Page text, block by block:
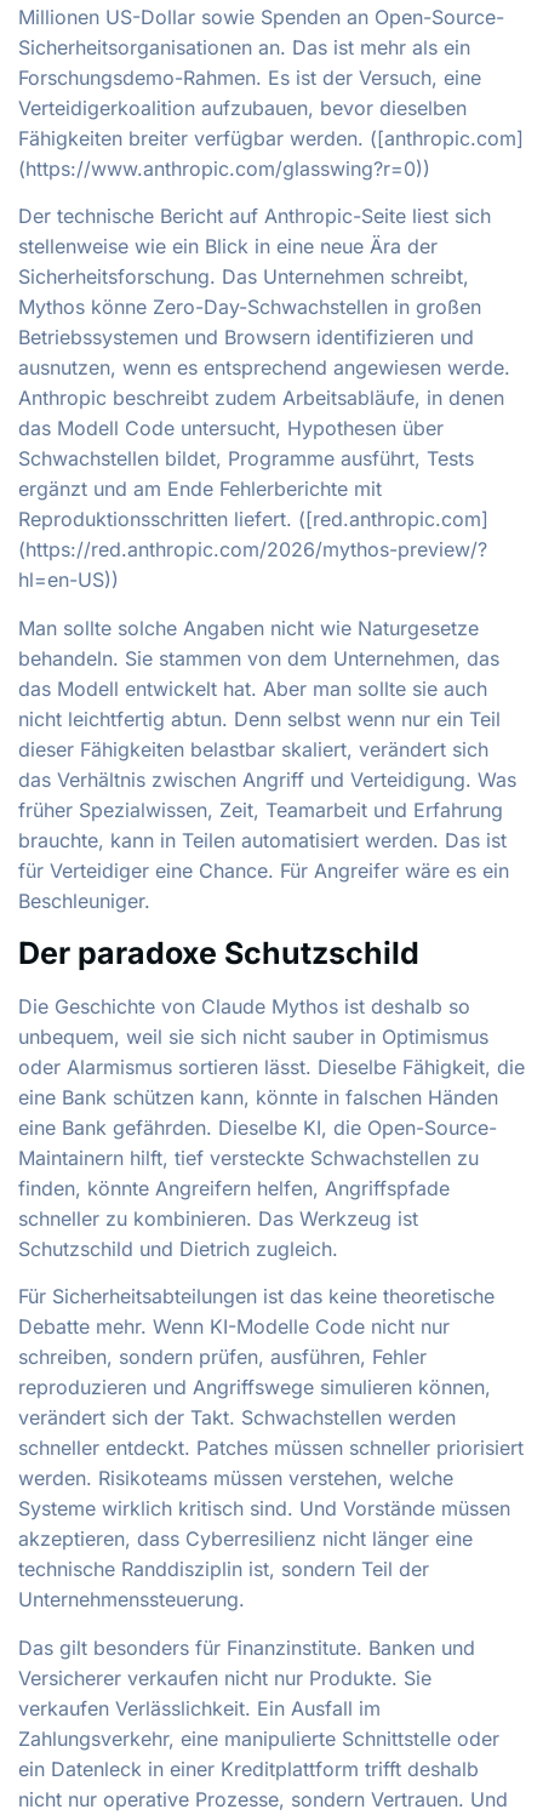
Millionen US-Dollar sowie Spenden an Open-Source-
Sicherheitsorganisationen an. Das ist mehr als ein
Forschungsdemo-Rahmen. Es ist der Versuch, eine
Verteidigerkoalition aufzubauen, bevor dieselben
Fähigkeiten breiter verfügbar werden. ([anthropic.com]
(https://www.anthropic.com/glasswing?r=0))
Der technische Bericht auf Anthropic-Seite liest sich
stellenweise wie ein Blick in eine neue Ära der
Sicherheitsforschung. Das Unternehmen schreibt,
Mythos könne Zero-Day-Schwachstellen in großen
Betriebssystemen und Browsern identifizieren und
ausnutzen, wenn es entsprechend angewiesen werde.
Anthropic beschreibt zudem Arbeitsabläufe, in denen
das Modell Code untersucht, Hypothesen über
Schwachstellen bildet, Programme ausführt, Tests
ergänzt und am Ende Fehlerberichte mit
Reproduktionsschritten liefert. ([red.anthropic.com]
(https://red.anthropic.com/2026/mythos-preview/?
hl=en-US))
Man sollte solche Angaben nicht wie Naturgesetze
behandeln. Sie stammen von dem Unternehmen, das
das Modell entwickelt hat. Aber man sollte sie auch
nicht leichtfertig abtun. Denn selbst wenn nur ein Teil
dieser Fähigkeiten belastbar skaliert, verändert sich
das Verhältnis zwischen Angriff und Verteidigung. Was
früher Spezialwissen, Zeit, Teamarbeit und Erfahrung
brauchte, kann in Teilen automatisiert werden. Das ist
für Verteidiger eine Chance. Für Angreifer wäre es ein
Beschleuniger.
Der paradoxe Schutzschild
Die Geschichte von Claude Mythos ist deshalb so
unbequem, weil sie sich nicht sauber in Optimismus
oder Alarmismus sortieren lässt. Dieselbe Fähigkeit, die
eine Bank schützen kann, könnte in falschen Händen
eine Bank gefährden. Dieselbe KI, die Open-Source-
Maintainern hilft, tief versteckte Schwachstellen zu
finden, könnte Angreifern helfen, Angriffspfade
schneller zu kombinieren. Das Werkzeug ist
Schutzschild und Dietrich zugleich.
Für Sicherheitsabteilungen ist das keine theoretische
Debatte mehr. Wenn KI-Modelle Code nicht nur
schreiben, sondern prüfen, ausführen, Fehler
reproduzieren und Angriffswege simulieren können,
verändert sich der Takt. Schwachstellen werden
schneller entdeckt. Patches müssen schneller priorisiert
werden. Risikoteams müssen verstehen, welche
Systeme wirklich kritisch sind. Und Vorstände müssen
akzeptieren, dass Cyberresilienz nicht länger eine
technische Randdisziplin ist, sondern Teil der
Unternehmenssteuerung.
Das gilt besonders für Finanzinstitute. Banken und
Versicherer verkaufen nicht nur Produkte. Sie
verkaufen Verlässlichkeit. Ein Ausfall im
Zahlungsverkehr, eine manipulierte Schnittstelle oder
ein Datenleck in einer Kreditplattform trifft deshalb
nicht nur operative Prozesse, sondern Vertrauen. Und